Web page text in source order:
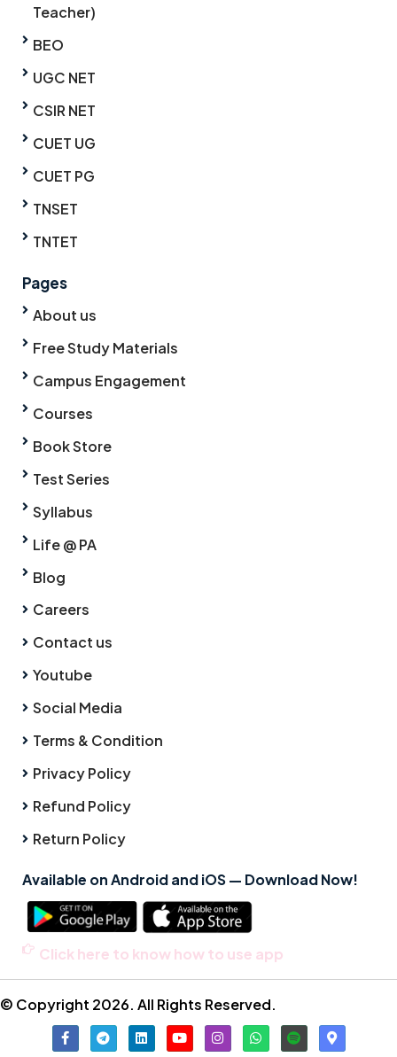
Teacher)
BEO
UGC NET
CSIR NET
CUET UG
CUET PG
TNSET
TNTET
Pages
About us
Free Study Materials
Campus Engagement
Courses
Book Store
Test Series
Syllabus
Life @ PA
Blog
Careers
Contact us
Youtube
Social Media
Terms & Condition
Privacy Policy
Refund Policy
Return Policy
Available on Android and iOS — Download Now!
Click here to know how to use app
© Copyright 2026. All Rights Reserved.